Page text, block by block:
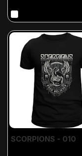
SCORPIONS - 010